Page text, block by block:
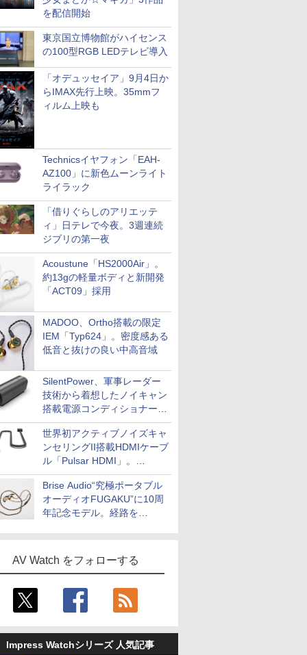
を配信開始
東京国立博物館がハイセンス
の100型RGB LEDテレビ導入
「オデュッセイア」9月4日か
らIMAX先行上映。35mmフ
ィルム上映も
Technicsイヤフォン「EAH-
AZ100」に新色ムーンライト
ライラック
「借りぐらしのアリエッテ
ィ」日テレで今夜。3週連続
ジブリの第一夜
Acoustune「HS2000Air」。
約13gの軽量ボディと新開発
「ACT09」採用
MADOO、Ortho搭載の限定
IEM「Typ624」。密度感ある
低音と抜けの良い中高音域
SilentPower、軍事レーダー
技術から着想したノイキャン
搭載電源コンディショナー
「AC iPurifier2」
世界初アクティブノイズキャ
ンセリングII搭載HDMIケーブ
ル「Pulsar HDMI」。
SilentPowerから
Brise Audio“究極ポータブル
オーディオFUGAKU”に10周
年記念モデル。経路を
AV Watch をフォローする
Impress Watchシリーズ 人気記事